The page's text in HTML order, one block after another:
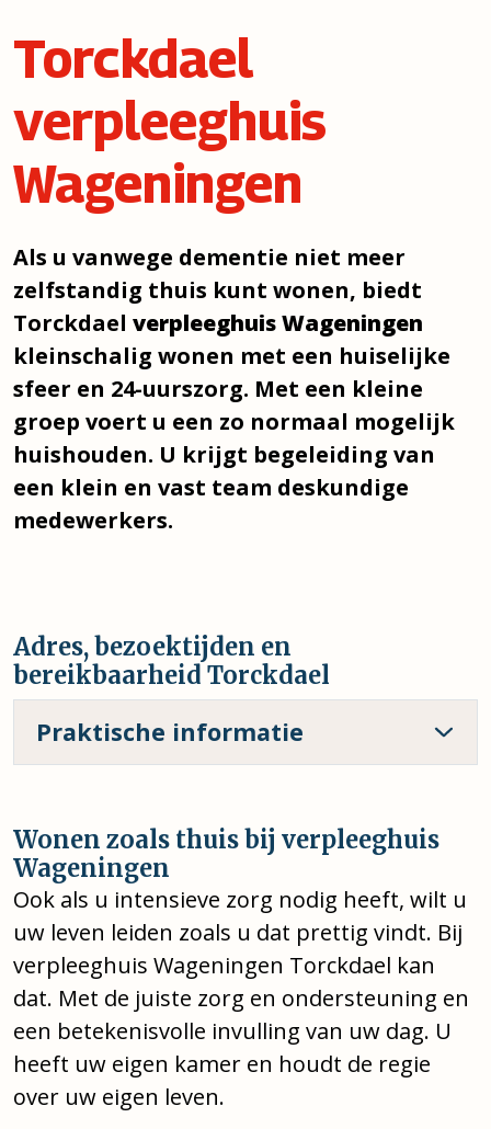
Torckdael
verpleeghuis
Wageningen
Als u vanwege dementie niet meer
zelfstandig thuis kunt wonen, biedt
Torckdael verpleeghuis Wageningen
kleinschalig wonen met een huiselijke
sfeer en 24-uurszorg. Met een kleine
groep voert u een zo normaal mogelijk
huishouden. U krijgt begeleiding van
een klein en vast team deskundige
medewerkers.
Adres, bezoektijden en
bereikbaarheid Torckdael
Praktische informatie
Wonen zoals thuis bij verpleeghuis
Wageningen
Ook als u intensieve zorg nodig heeft, wilt u
uw leven leiden zoals u dat prettig vindt. Bij
verpleeghuis Wageningen Torckdael kan
dat. Met de juiste zorg en ondersteuning en
een betekenisvolle invulling van uw dag. U
heeft uw eigen kamer en houdt de regie
over uw eigen leven.